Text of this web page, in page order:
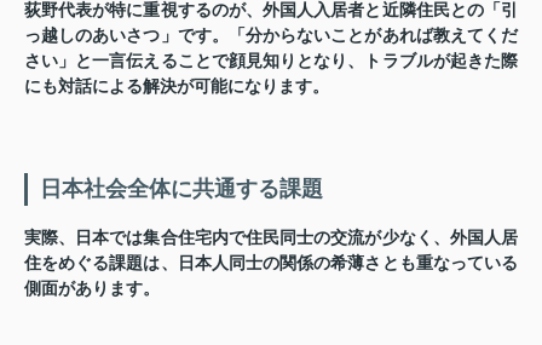
荻野代表が特に重視するのが、外国人入居者と近隣住民との「引
っ越しのあいさつ」です。「分からないことがあれば教えてくだ
さい」と一言伝えることで顔見知りとなり、トラブルが起きた際
にも対話による解決が可能になります。
日本社会全体に共通する課題
実際、日本では集合住宅内で住民同士の交流が少なく、外国人居
住をめぐる課題は、日本人同士の関係の希薄さとも重なっている
側面があります。